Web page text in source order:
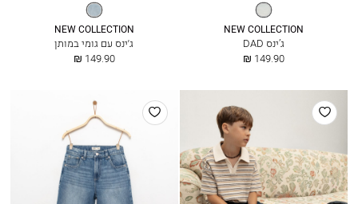
ג׳ינס
בהיר
NEW COLLECTION
ג’ינס DAD
החל
149.90 ₪
ג׳ינס
בהיר
NEW COLLECTION
ג׳ינס עם גומי במותן
החל
149.90 ₪
הוסף
למועדפים
הוסף
למועדפים